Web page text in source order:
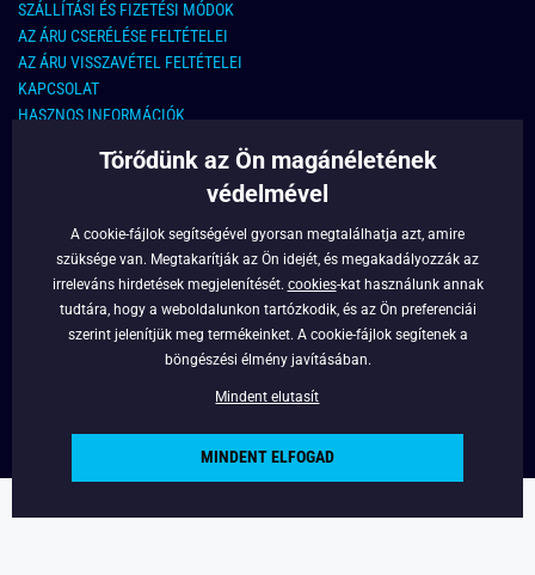
SZÁLLÍTÁSI ÉS FIZETÉSI MÓDOK
AZ ÁRU CSERÉLÉSE FELTÉTELEI
AZ ÁRU VISSZAVÉTEL FELTÉTELEI
KAPCSOLAT
HASZNOS INFORMÁCIÓK
KAPCSOLAT
info@legyferfi.hu
FONTOS INFORMÁCIÓK
RÓLUNK
Törődünk az Ön magánéletének
védelmével
A cookie-fájlok segítségével gyorsan megtalálhatja azt, amire
szüksége van. Megtakarítják az Ön idejét, és megakadályozzák az
irreleváns hirdetések megjelenítését. cookies-kat használunk annak
tudtára, hogy a weboldalunkon tartózkodik, és az Ön preferenciái
szerint jelenítjük meg termékeinket. A cookie-fájlok segítenek a
böngészési élmény javításában.
Mindent elutasít
MINDENT ELFOGAD